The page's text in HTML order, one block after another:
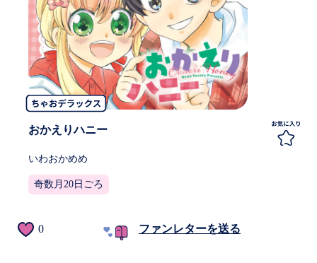
おかえりハニー
いわおかめめ
奇数月20日ごろ
0 ファンレターを送る